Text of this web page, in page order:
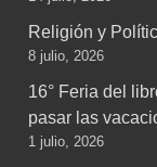
Religión y
8 julio, 2026
16° Feria del
pasar las
1 julio, 2026